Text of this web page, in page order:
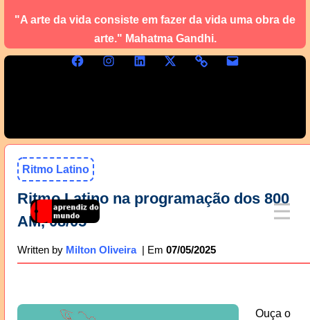
"A arte da vida consiste em fazer da vida uma obra de
arte." Mahatma Gandhi.
Ritmo Latino
Ritmo Latino na programação dos 800
AM, 08/05
Written by Milton Oliveira 07/05/2025
Ouça o